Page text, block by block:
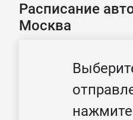
Расписание
Москва